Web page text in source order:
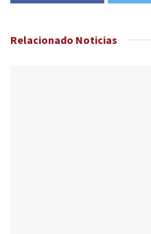
Relacionado Noticias